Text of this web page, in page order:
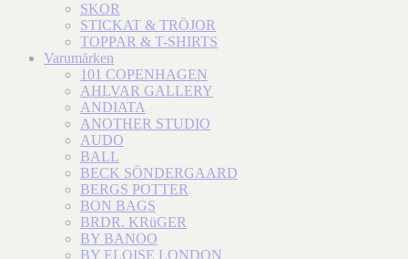
SKOR
STICKAT & TRÖJOR
TOPPAR & T-SHIRTS
Varumärken
101 COPENHAGEN
AHLVAR GALLERY
ANDIATA
ANOTHER STUDIO
AUDO
BALL
BECK SÖNDERGAARD
BERGS POTTER
BON BAGS
BRDR. KRüGER
BY BANOO
BY ELOISE LONDON